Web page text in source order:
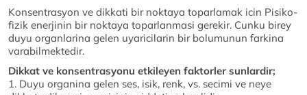
Konsentrasyon ve dikkati bir noktaya toparlamak icin Pisiko-
fizik enerjinin bir noktaya toparlanmasi gerekir. Cunku birey
duyu organlarina gelen uyaricilarin bir bolumunun farkina
varabilmektedir.
Dikkat ve konsentrasyonu etkileyen faktorler sunlardir;
1. Duyu organina gelen ses, isik, renk, vs. secimi ve neye